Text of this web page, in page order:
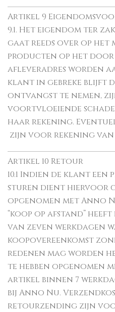
Artikel 9
9.1. Het eigendom ter
gaat reeds over op het
producten op het
afleveradres worden
klant in gebreke blijft
ontvangst te nemen,
voortvloeiende
haar rekening.
zijn voor rekening
Artikel 10 Retour
10.1 Indien de klant
sturen dient hiervoor
opgenomen met Anno
“koop op afstand”
van zeven werkdagen
koopovereenkomst
redenen mag worden
te hebben opgenomen
artikel binnen 7
bij Anno Nu.
retourzending zijn